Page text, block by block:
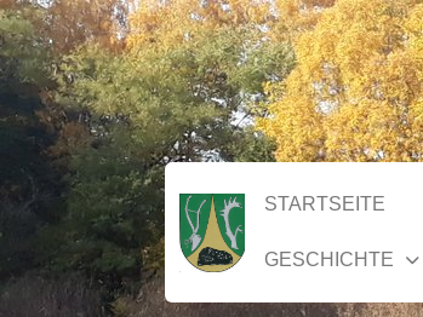
STARTSEITE
GESCHICHTE